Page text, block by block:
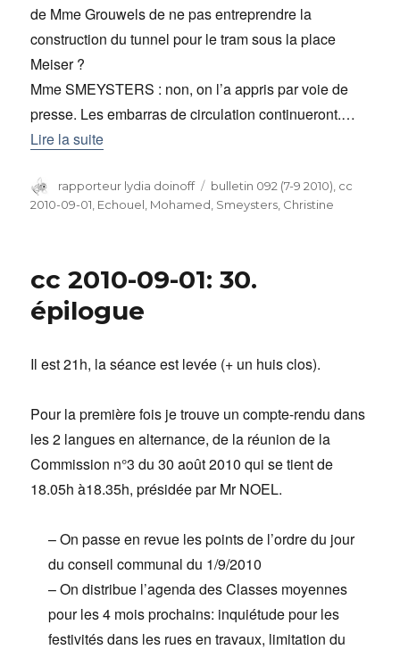
de Mme Grouwels de ne pas entreprendre la
construction du tunnel pour le tram sous la place
Meiser ?
Mme SMEYSTERS : non, on l’a appris par voie de
presse. Les embarras de circulation continueront.…
Lire la suite
Auteur
rapporteur lydia doinoff Catégories
bulletin 092 (7-9 2010) cc
2010-09-01 Echouel, Mohamed Smeysters, Christine
cc 2010-09-01: 30.
épilogue
Il est 21h, la séance est levée (+ un huis clos).
Pour la première fois je trouve un compte-rendu dans
les 2 langues en alternance, de la réunion de la
Commission n°3 du 30 août 2010 qui se tient de
18.05h à18.35h, présidée par Mr NOEL.
– On passe en revue les points de l’ordre du jour
du conseil communal du 1/9/2010
– On distribue l’agenda des Classes moyennes
pour les 4 mois prochains: inquiétude pour les
festivités dans les rues en travaux, limitation du